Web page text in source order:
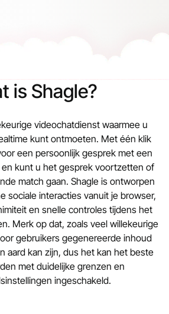
is Shagle?
videochatdienst waarmee u
kunt ontmoeten. Met één klik
een persoonlijk gesprek met een
kunt u het gesprek voortzetten of
match gaan. Shagle is ontworpen
sociale interacties vanuit je browser,
en snelle controles tijdens het
Merk op dat, zoals veel willekeurige
gebruikers gegenereerde inhoud
aard kan zijn, dus het kan het beste
met duidelijke grenzen en
ingeschakeld.